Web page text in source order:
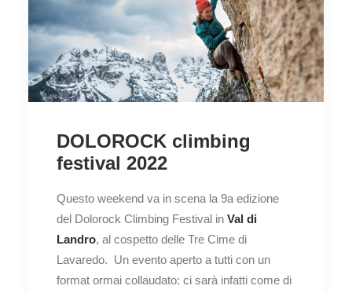
DOLOROCK climbing
festival 2022
Questo weekend va in scena la 9a edizione
del Dolorock Climbing Festival in Val di
Landro, al cospetto delle Tre Cime di
Lavaredo. Un evento aperto a tutti con un
format ormai collaudato: ci sarà infatti come di